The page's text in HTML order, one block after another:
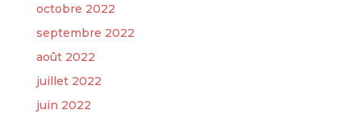
octobre 2022
septembre 2022
août 2022
juillet 2022
juin 2022